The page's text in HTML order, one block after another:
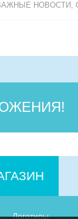
НОВОСТИ ,
Логотипы